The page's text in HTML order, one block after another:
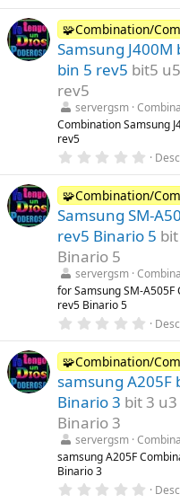
0
0
e
s
t
r
l
l
a
s
🧩Combination/
Samsung
bin 5 rev5 bit5
rev5
servergsm
Combination Samsung
rev5
0
0
0
e
s
t
r
l
l
a
s
🧩Combination/
Samsung SM-
rev5 Binario 5
Binario 5
servergsm
for Samsung SM-
rev5 Binario 5
0
0
0
e
s
t
r
l
l
a
s
🧩Combination/
samsung A205F
Binario 3 bit 3
Binario 3
servergsm
samsung A205F
Binario 3
0